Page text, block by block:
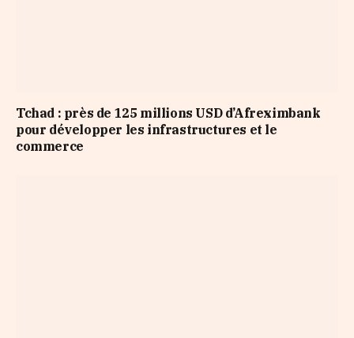
Tchad : près de 125 millions USD d’Afreximbank
pour développer les infrastructures et le
commerce